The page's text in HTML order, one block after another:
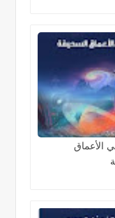
الأعماق